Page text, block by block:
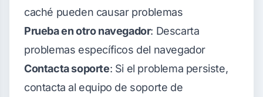
caché pueden causar problemas
Prueba en otro navegador: Descarta
problemas específicos del navegador
Contacta soporte: Si el problema persiste,
contacta al equipo de soporte de